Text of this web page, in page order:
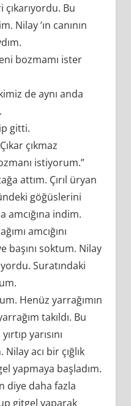
Bu
Nilay ’ın canının
bozmamı ister
de aynı anda
gitti.
çıkmaz
istiyorum.”
attım. Çırıl üryan
göğüslerini
amcığına indim.
amcığını
başını soktum. Nilay
Suratındaki
Henüz yarrağımın
takıldı. Bu
yarısını
acı bir çığlık
yapmaya başladım.
diye daha fazla
gitgel yaparak